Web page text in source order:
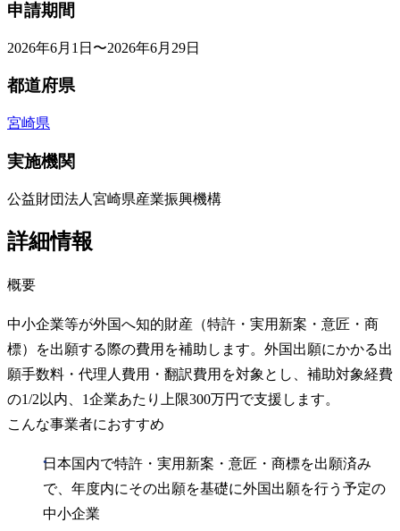
申請期間
2026年6月1日〜2026年6月29日
都道府県
宮崎県
実施機関
公益財団法人宮崎県産業振興機構
詳細情報
概要
中小企業等が外国へ知的財産（特許・実用新案・意匠・商
標）を出願する際の費用を補助します。外国出願にかかる出
願手数料・代理人費用・翻訳費用を対象とし、補助対象経費
の1/2以内、1企業あたり上限300万円で支援します。
こんな事業者におすすめ
日本国内で特許・実用新案・意匠・商標を出願済み
で、年度内にその出願を基礎に外国出願を行う予定の
中小企業